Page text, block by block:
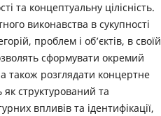
та концептуальну цілісність.
виконавства в сукупності
проблем і об’єктів, в своїй
сформувати окремий
також розглядати концертне
як структурований та
впливів та ідентифікації,